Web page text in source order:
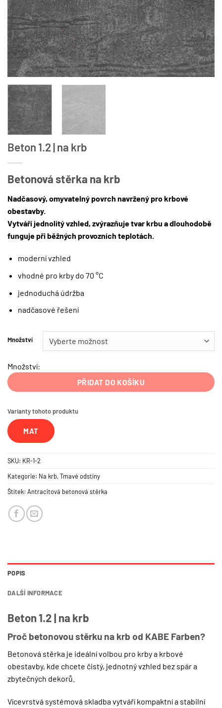
Beton 1.2 | na krb
Betonová stěrka na krb
Nadčasový, omyvatelný povrch navržený pro krbové
obestavby.
Vytváří jednolitý vzhled, zvýrazňuje tvar krbu a dlouhodobě
funguje při běžných provozních teplotách.
moderní vzhled
vhodné pro krby do 70 °C
jednoduchá údržba
nadčasové řešení
Množství
Množství:
PŘIDAT DO KOŠÍKU
Varianty tohoto produktu
MAT
SKU: KR-1-2
Kategorie: Na krb,Tmavé odstíny
Štítek: Antracitová betonová stěrka
POPIS
DALŠÍ INFORMACE
Beton 1.2 | na krb
Proč betonovou stěrku na krb od KABE Farben?
Betonová stěrka je ideální volbou pro krby a krbové
obestavby, kde chcete čistý, jednotný vzhled bez spár a
zbytečných dekorů.
Vícevrstvá systémová skladba vytváří kompaktní a stabilní